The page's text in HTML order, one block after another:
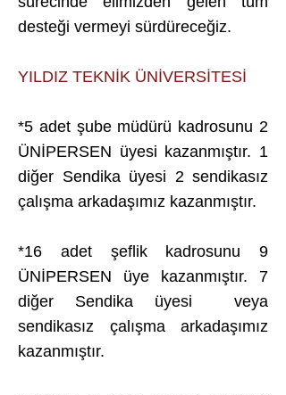
desteği vermeyi sürdüreceğiz.
YILDIZ TEKNİK ÜNİVERSİTESİ
*5 adet şube müdürü kadrosunu 2
ÜNİPERSEN üyesi kazanmıştır. 1
diğer Sendika üyesi 2 sendikasız
çalışma arkadaşımız kazanmıştır.
*16 adet şeflik kadrosunu 9
ÜNİPERSEN üye kazanmıştır. 7
diğer Sendika üyesi veya
sendikasız çalışma arkadaşımız
kazanmıştır.